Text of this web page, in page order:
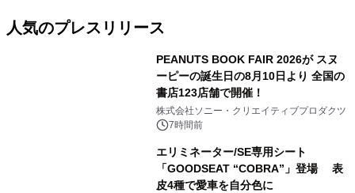
人気のプレスリリース
PEANUTS BOOK FAIR 2026が スヌ
ーピーの誕生日の8月10日より 全国の
書店123店舗で開催！
株式会社ソニー・クリエイティブプロダクツ
7時間前
エリミネーター/SE専用シート
「GOODSEAT “COBRA”」登場 表
皮4種で愛車を自分色に